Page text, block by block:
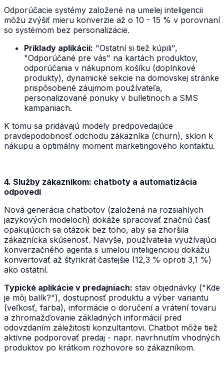
Odporúčacie systémy založené na umelej inteligencii
môžu zvýšiť mieru konverzie až o 10 - 15 % v porovnaní
so systémom bez personalizácie.
Príklady aplikácií: "Ostatní si tiež kúpili",
"Odporúčané pre vás" na kartách produktov,
odporúčania v nákupnom košíku (doplnkové
produkty), dynamické sekcie na domovskej stránke
prispôsobené záujmom používateľa,
personalizované ponuky v bulletinoch a SMS
kampaniach.
K tomu sa pridávajú modely predpovedajúce
pravdepodobnosť odchodu zákazníka (churn), sklon k
nákupu a optimálny moment marketingového kontaktu.
4. Služby zákazníkom: chatboty a automatizácia
odpovedí
Nová generácia chatbotov (založená na rozsiahlych
jazykových modeloch) dokáže spracovať značnú časť
opakujúcich sa otázok bez toho, aby sa zhoršila
zákaznícka skúsenosť. Navyše, používatelia využívajúci
konverzačného agenta s umelou inteligenciou dokážu
konvertovať až štyrikrát častejšie (12,3 % oproti 3,1 %)
ako ostatní.
Typické aplikácie v predajniach: stav objednávky ("Kde
je môj balík?"), dostupnosť produktu a výber variantu
(veľkosť, farba), informácie o doručení a vrátení tovaru
a zhromažďovanie základných informácií pred
odovzdaním záležitosti konzultantovi. Chatbot môže tiež
aktívne podporovať predaj - napr. navrhnutím vhodných
produktov po krátkom rozhovore so zákazníkom.